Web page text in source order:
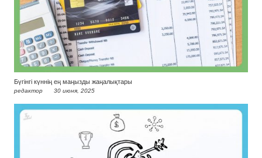
Бүгінгі күннің ең маңызды жаңалықтары
редактор 30 июня, 2025